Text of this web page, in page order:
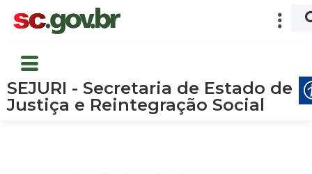
SEJURI - Secretaria de Estado de
Justiça e Reintegração Social